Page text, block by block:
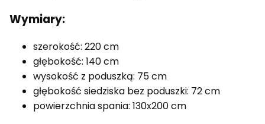
Wymiary:
szerokość: 220 cm
głębokość: 140 cm
wysokość z poduszką: 75 cm
głębokość siedziska bez poduszki: 72 cm
powierzchnia spania: 130x200 cm